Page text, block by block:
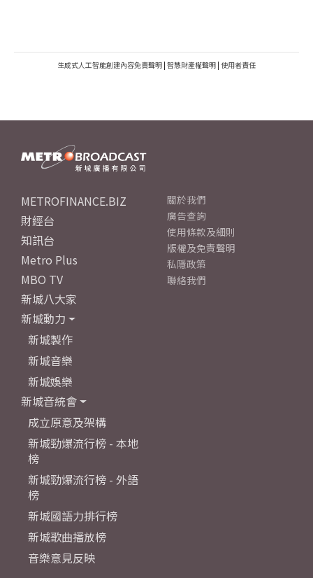
生成式人工智能創建內容免責聲明 | 智慧財產權聲明 | 使用者責任
METROFINANCE.BIZ
財經台
知訊台
Metro Plus
MBO TV
新城八大家
新城動力
新城製作
新城音樂
新城娛樂
新城音統會
成立原意及架構
新城勁爆流行榜 - 本地
榜
新城勁爆流行榜 - 外語
榜
新城國語力排行榜
新城歌曲播放榜
音樂意見反映
關於我們
廣告查詢
使用條款及細則
版權及免責聲明
私隱政策
聯絡我們